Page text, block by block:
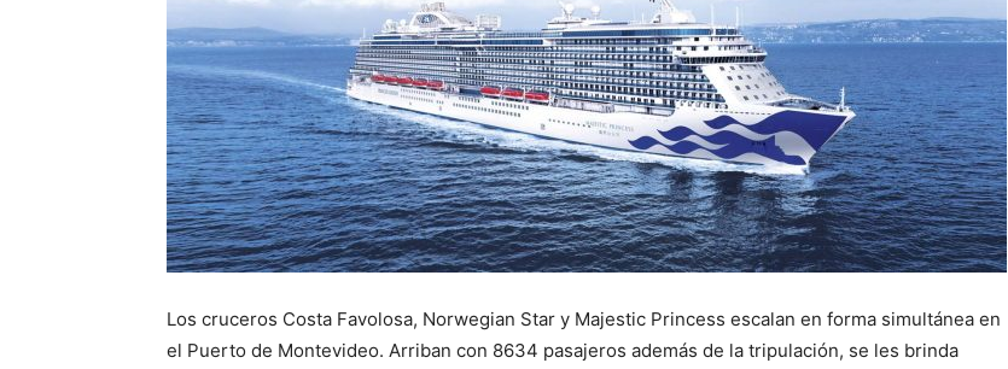
Los cruceros Costa Favolosa, Norwegian Star y Majestic Princess escalan en forma simultánea en
el Puerto de Montevideo. Arriban con 8634 pasajeros además de la tripulación, se les brinda